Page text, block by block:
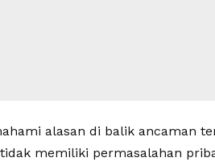
alasan di balik ancaman
memiliki permasalahan